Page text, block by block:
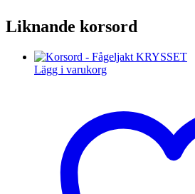
Liknande korsord
Lägg i varukorg